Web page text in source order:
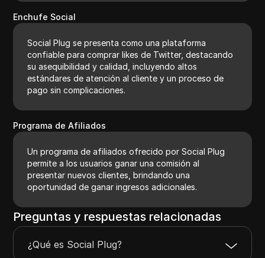
Enchufe Social
Social Plug se presenta como una plataforma
confiable para comprar likes de Twitter, destacando
su asequibilidad y calidad, incluyendo altos
estándares de atención al cliente y un proceso de
pago sin complicaciones.
Programa de Afiliados
Un programa de afiliados ofrecido por Social Plug
permite a los usuarios ganar una comisión al
presentar nuevos clientes, brindando una
oportunidad de ganar ingresos adicionales.
Preguntas y respuestas relacionadas
¿Qué es Social Plug?